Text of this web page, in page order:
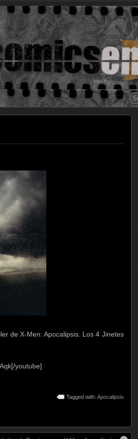
en 8mm
de X-Men: Apocalipsis. Los 4 Jinetes
youtube]
Tagged with: Apocalipsis